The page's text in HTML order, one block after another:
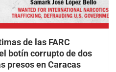
de las FARC
botín corrupto de dos
presos en Caracas